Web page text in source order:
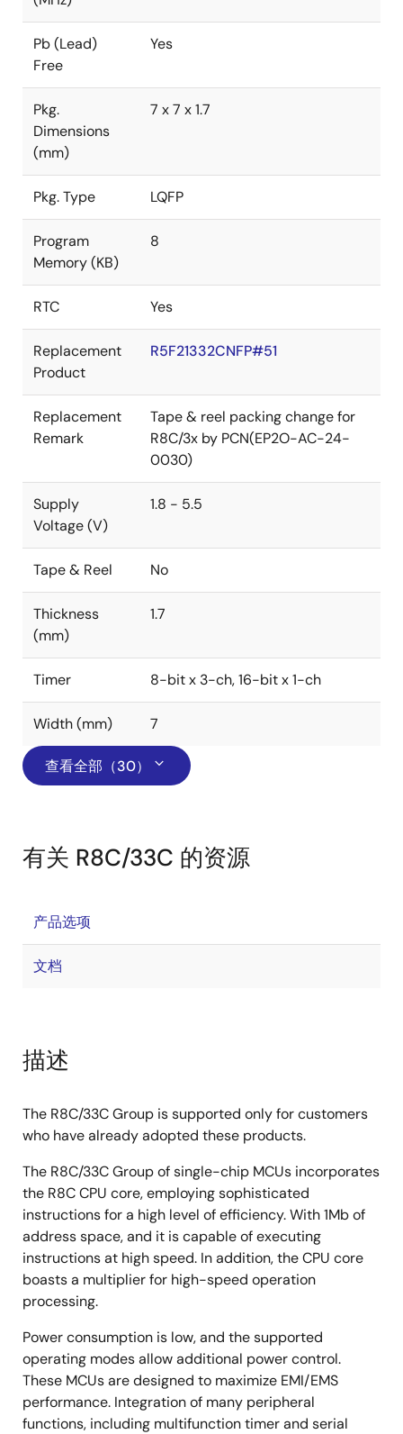
Pb (Lead)
Free
Yes
Pkg.
Dimensions
(mm)
7 x 7 x 1.7
Pkg. Type LQFP
Program
Memory (KB)
8
RTC Yes
Replacement
Product
R5F21332CNFP#51
Replacement
Remark
Tape & reel packing change for
R8C/3x by PCN(EP2O-AC-24-
0030)
Supply
Voltage (V)
1.8 - 5.5
Tape & Reel No
Thickness
(mm)
1.7
Timer 8-bit x 3-ch, 16-bit x 1-ch
Width (mm) 7
查看全部（30）
有关 R8C/33C 的资源
产品选项
文档
描述
The R8C/33C Group is supported only for customers
who have already adopted these products.
The R8C/33C Group of single-chip MCUs incorporates
the R8C CPU core, employing sophisticated
instructions for a high level of efficiency. With 1Mb of
address space, and it is capable of executing
instructions at high speed. In addition, the CPU core
boasts a multiplier for high-speed operation
processing.
Power consumption is low, and the supported
operating modes allow additional power control.
These MCUs are designed to maximize EMI/EMS
performance. Integration of many peripheral
functions, including multifunction timer and serial